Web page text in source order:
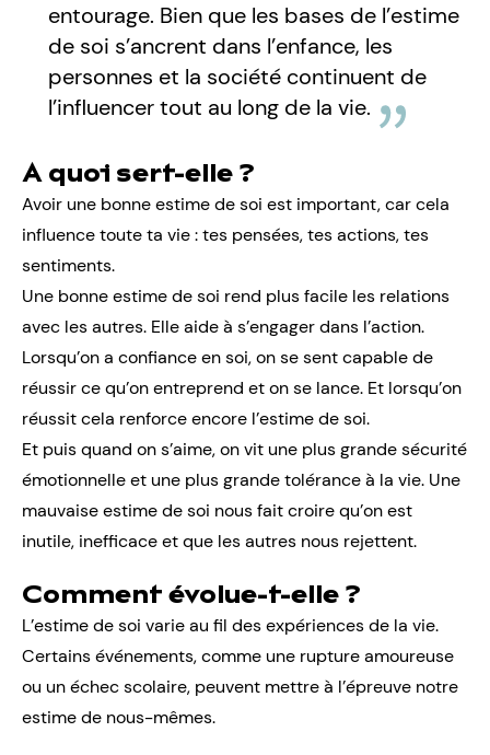
entourage. Bien que les bases de l’estime
de soi s’ancrent dans l’enfance, les
personnes et la société continuent de
l’influencer tout au long de la vie.
A quoi sert-elle ?
Avoir une bonne estime de soi est important, car cela
influence toute ta vie : tes pensées, tes actions, tes
sentiments.
Une bonne estime de soi rend plus facile les relations
avec les autres. Elle aide à s’engager dans l’action.
Lorsqu’on a confiance en soi, on se sent capable de
réussir ce qu’on entreprend et on se lance. Et lorsqu’on
réussit cela renforce encore l’estime de soi.
Et puis quand on s’aime, on vit une plus grande sécurité
émotionnelle et une plus grande tolérance à la vie. Une
mauvaise estime de soi nous fait croire qu’on est
inutile, inefficace et que les autres nous rejettent.
Comment évolue-t-elle ?
L’estime de soi varie au fil des expériences de la vie.
Certains événements, comme une rupture amoureuse
ou un échec scolaire, peuvent mettre à l’épreuve notre
estime de nous-mêmes.